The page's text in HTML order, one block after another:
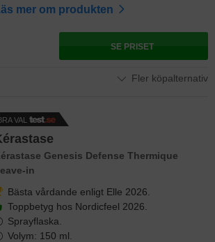
mer om produkten
SE PRISET
Fler köpalternativ
VAL
Genesis Defense Thermique
in
Bästa vårdande enligt Elle 2026.
Toppbetyg hos Nordicfeel 2026.
Sprayflaska.
Volym: 150 ml.